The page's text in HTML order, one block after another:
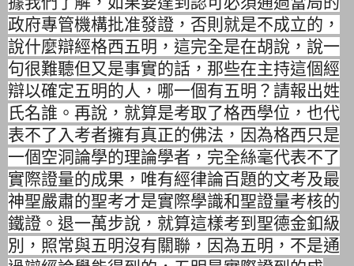
政府專管機構批准發證， 否則就是不成立的，
說什麼辯經格西五明，這完全是在胡說， 說一
句很難聽但又是事實的話， 那些在主持這個經
辯以確定五明的人，哪一個有五明？ 請報出姓
氏名誰。再說，就算是考取了格西學位， 也代
表不了入考者擁有真正的佛法， 因為格西只是
一個空洞論學的理論學者， 完全絲毫代表不了
實際證量的成果， 唯有經律論百題的文考及最
神聖嚴肅的聖考才是實際學識和聖證量考核的
鐵證。退一萬步說，就算這樣考到聖德金釦級
別， 照常與五明沒有關聯，因為五明，不是通